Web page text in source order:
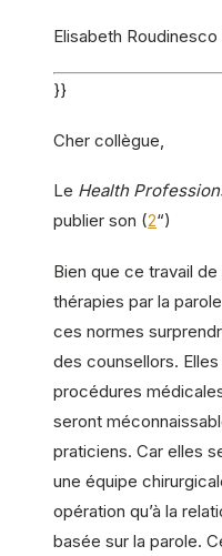
Elisabeth Roudinesco
}}
Cher collègue,
Le Health
publier son (2“)
Bien que ce travail
thérapies par la
ces normes
des counsellors.
procédures
seront
praticiens. Car elles
une équipe
opération qu’à la
basée sur la parole.